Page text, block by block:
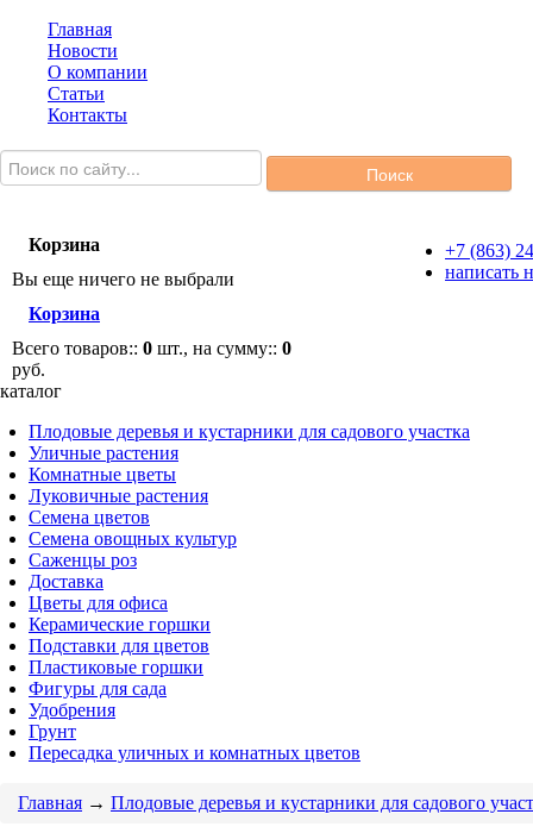
Главная
Новости
О компании
Статьи
Контакты
Корзина
Вы еще ничего не выбрали
Корзина
Всего товаров:: 0 шт., на сумму:: 0
руб.
+7 (863)
написать
каталог
Плодовые деревья и кустарники для садового участка
Уличные растения
Комнатные цветы
Луковичные растения
Семена цветов
Семена овощных культур
Саженцы роз
Доставка
Цветы для офиса
Керамические горшки
Подставки для цветов
Пластиковые горшки
Фигуры для сада
Удобрения
Грунт
Пересадка уличных и комнатных цветов
Главная → Плодовые деревья и кустарники для садового